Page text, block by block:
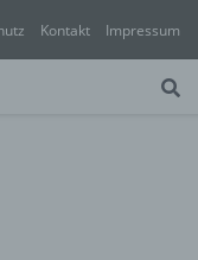
Kontakt Impressum